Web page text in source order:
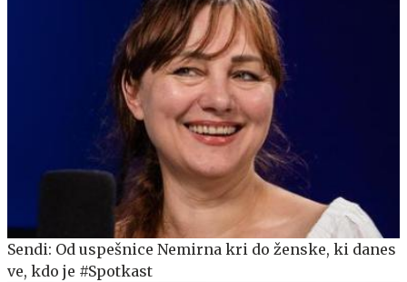
Sendi: Od uspešnice Nemirna kri do ženske, ki danes
ve, kdo je #Spotkast